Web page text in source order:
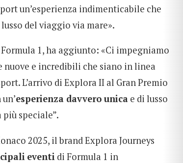
un’esperienza indimenticabile che
del viaggio via mare».
1, ha aggiunto: «Ci impegniamo
nuove e incredibili che siano in linea
L’arrivo di Explora II al Gran Premio
esperienza davvero unica e di lusso
speciale”.
2025, il brand Explora Journeys
eventi di Formula 1 in